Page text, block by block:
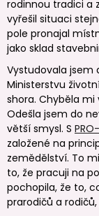
rodinnou tradici a
vyřešil situaci
pole pronajal
jako sklad
Vystudovala jsem
Ministerstvu
shora. Chyběla mi
Odešla jsem do
větší smysl. S
založené na
zemědělství. To
to, že pracuji na
pochopila, že to,
prarodičů a